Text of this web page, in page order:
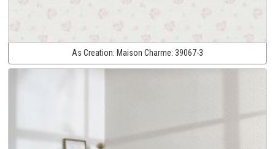
As Creation: Maison Charme: 39067-3